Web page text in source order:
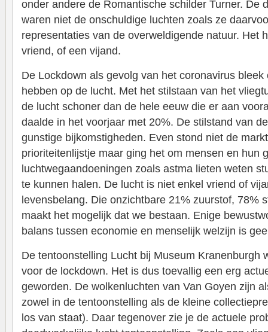
onder andere de Romantische schilder Turner. De
waren niet de onschuldige luchten zoals ze
representaties van de overweldigende natuur. Het
vriend, of een vijand.
De Lockdown als gevolg van het coronavirus
hebben op de lucht. Met het stilstaan van het
de lucht schoner dan de hele eeuw die er aan
daalde in het voorjaar met 20%. De stilstand van
gunstige bijkomstigheden. Even stond niet de
prioriteitenlijstje maar ging het om mensen en hun
luchtwegaandoeningen zoals astma lieten weten
te kunnen halen. De lucht is niet enkel vriend of
levensbelang. Die onzichtbare 21% zuurstof, 78%
maakt het mogelijk dat we bestaan. Enige
balans tussen economie en menselijk welzijn is
De tentoonstelling Lucht bij Museum Kranenburgh
voor de lockdown. Het is dus toevallig een erg
geworden. De wolkenluchten van Van Goyen zijn
zowel in de tentoonstelling als de kleine
los van staat). Daar tegenover zie je de actuele